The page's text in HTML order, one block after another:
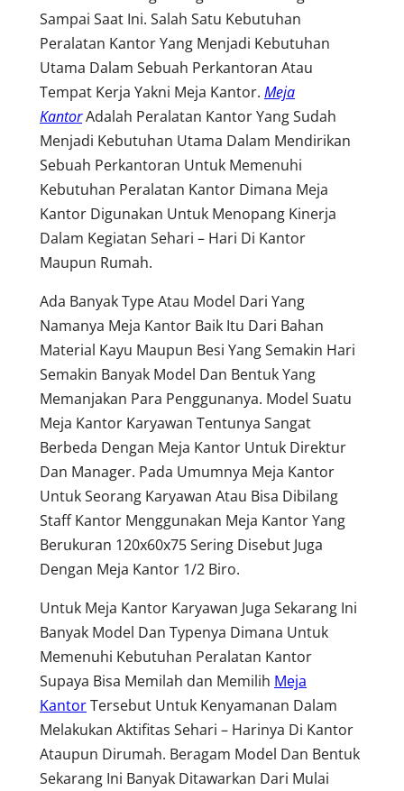
Sampai Saat Ini. Salah Satu Kebutuhan
Peralatan Kantor Yang Menjadi Kebutuhan
Utama Dalam Sebuah Perkantoran Atau
Tempat Kerja Yakni Meja Kantor. Meja
KantorAdalah Peralatan Kantor Yang Sudah
Menjadi Kebutuhan Utama Dalam Mendirikan
Sebuah Perkantoran Untuk Memenuhi
Kebutuhan Peralatan Kantor Dimana Meja
Kantor Digunakan Untuk Menopang Kinerja
Dalam Kegiatan Sehari – Hari Di Kantor
Maupun Rumah.
Ada Banyak Type Atau Model Dari Yang
Namanya Meja Kantor Baik Itu Dari Bahan
Material Kayu Maupun Besi Yang Semakin Hari
Semakin Banyak Model Dan Bentuk Yang
Memanjakan Para Penggunanya. Model Suatu
Meja Kantor Karyawan Tentunya Sangat
Berbeda Dengan Meja Kantor Untuk Direktur
Dan Manager. Pada Umumnya Meja Kantor
Untuk Seorang Karyawan Atau Bisa Dibilang
Staff Kantor Menggunakan Meja Kantor Yang
Berukuran 120x60x75 Sering Disebut Juga
Dengan Meja Kantor 1/2 Biro.
Untuk Meja Kantor Karyawan Juga Sekarang Ini
Banyak Model Dan Typenya Dimana Untuk
Memenuhi Kebutuhan Peralatan Kantor
Supaya Bisa Memilah dan Memilih Meja
KantorTersebut Untuk Kenyamanan Dalam
Melakukan Aktifitas Sehari – Harinya Di Kantor
Ataupun Dirumah. Beragam Model Dan Bentuk
Sekarang Ini Banyak Ditawarkan Dari Mulai